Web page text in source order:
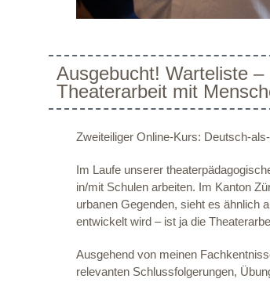
Ausgebucht! Warteliste
Theaterarbeit mit
Zweiteiliger Online-Kurs: Deutsch-
Im Laufe unserer
in/mit Schulen arbeiten. Im Kanton
urbanen Gegenden, sieht es ähnlich
entwickelt wird – ist ja die
Ausgehend von meinen
relevanten Schlussfolgerungen,